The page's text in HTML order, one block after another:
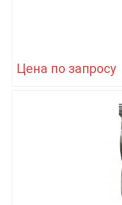
Цена по запросу